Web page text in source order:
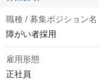
職種 / 募集ポジション名
障がい者採用
雇用形態
正社員